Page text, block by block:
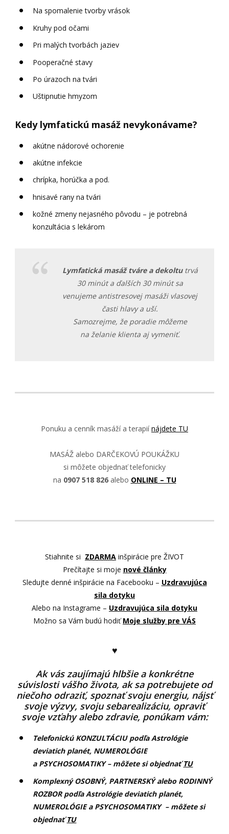
Na spomalenie tvorby vrások
Kruhy pod očami
Pri malých tvorbách jaziev
Pooperačné stavy
Po úrazoch na tvári
Uštipnutie hmyzom
Kedy lymfatickú masáž nevykonávame?
akútne nádorové ochorenie
akútne infekcie
chrípka, horúčka a pod.
hnisavé rany na tvári
kožné zmeny nejasného pôvodu – je potrebná
konzultácia s lekárom
Lymfatická masáž tváre a dekoltutrvá
30 minút a ďalších 30 minút sa
venujeme antistresovej masáži vlasovej
časti hlavy a uší.
Samozrejme, že poradie môžeme
na želanie klienta aj vymeniť.
Ponuku a cenník masáží a terapiínájdete TU
MASÁŽ alebo DARČEKOVÚ POUKÁŽKU
si môžete objednať telefonicky
na 0907 518 826alebo ONLINE – TU
Stiahnite si ZDARMA inšpirácie pre ŽIVOT
Prečítajte si moje nové články
Sledujte denné inšpirácie na Facebooku – Uzdravujúca
sila dotyku
Alebo na Instagrame – Uzdravujúca sila dotyku
Možno sa Vám budú hodiťMoje služby pre VÁS
♥
Ak vás zaujímajú hlbšie a konkrétne
súvislosti vášho života, ak sa potrebujete od
niečoho odraziť, spoznať svoju energiu, nájsť
svoje výzvy, svoju sebarealizáciu, opraviť
svoje vzťahy alebo zdravie, ponúkam vám:
Telefonickú KONZULTÁCIU podľa Astrológie
deviatich planét, NUMEROLÓGIE
a PSYCHOSOMATIKY – môžete si objednaťTU
Komplexný OSOBNÝ, PARTNERSKÝ alebo RODINNÝ
ROZBOR podľa Astrológie deviatich planét,
NUMEROLÓGIE a PSYCHOSOMATIKY – môžete si
objednaťTU